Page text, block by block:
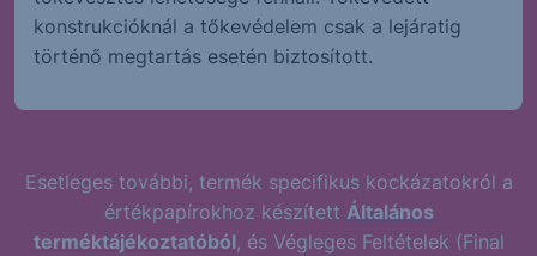
konstrukcióknál a tőkevédelem csak a lejáratig
történő megtartás esetén biztosított.
Esetleges további, termék specifikus kockázatokról a
értékpapírokhoz készített Általános
terméktájékoztatóból, és Végleges Feltételek (Final